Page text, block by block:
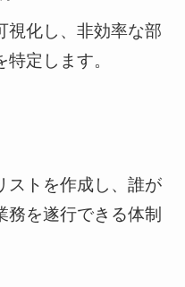
視化し、非効率な部
定します。
ストを作成し、誰が
を遂行できる体制